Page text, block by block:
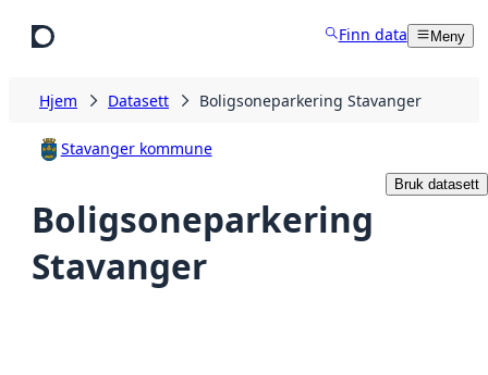
Finn data Meny
Hjem Datasett Boligsoneparkering Stavanger
Stavanger kommune
Boligsoneparkering
Stavanger
Bruk datasett